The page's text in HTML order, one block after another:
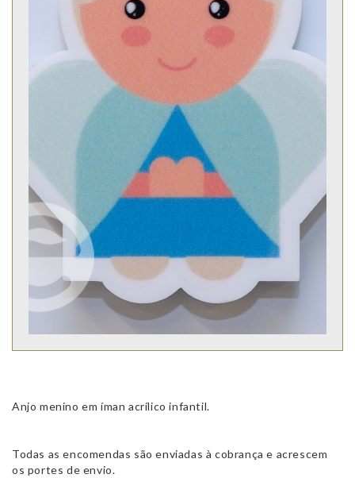
Anjo menino em íman acrílico infantil.
Todas as encomendas são enviadas à cobrança e acrescem
os portes de envio.